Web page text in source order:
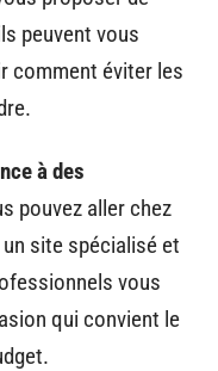
peuvent vous
comment éviter les
à des
pouvez aller chez
site spécialisé et
vous
qui convient le